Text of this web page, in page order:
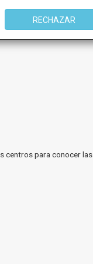
RECHAZAR
centros para conocer las